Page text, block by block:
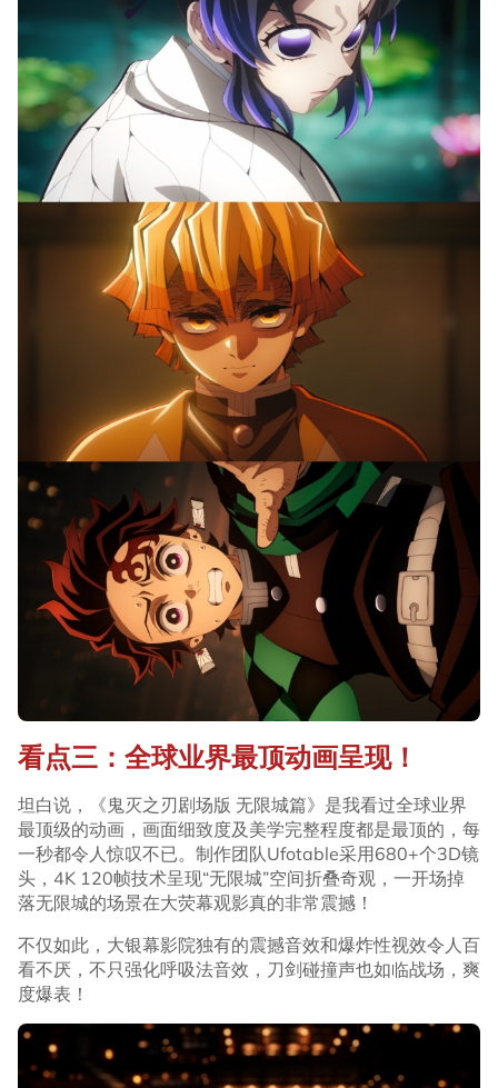
看点三：全球业界最顶动画呈现！
坦白说，《鬼灭之刃剧场版 无限城篇》是我看过全球业界
最顶级的动画，画面细致度及美学完整程度都是最顶的，每
一秒都令人惊叹不已。制作团队Ufotable采用680+个3D镜
头，4K 120帧技术呈现“无限城”空间折叠奇观，一开场掉
落无限城的场景在大荧幕观影真的非常震撼！
不仅如此，大银幕影院独有的震撼音效和爆炸性视效令人百
看不厌，不只强化呼吸法音效，刀剑碰撞声也如临战场，爽
度爆表！